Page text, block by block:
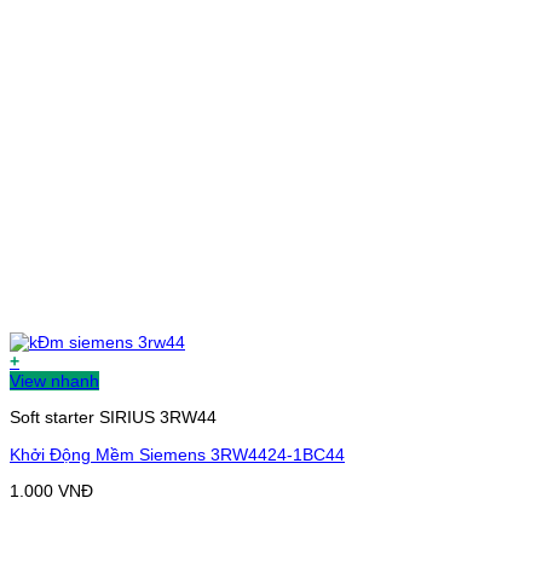
+
View nhanh
Soft starter SIRIUS 3RW44
Khởi Động Mềm Siemens 3RW4424-1BC44
1.000 VNĐ